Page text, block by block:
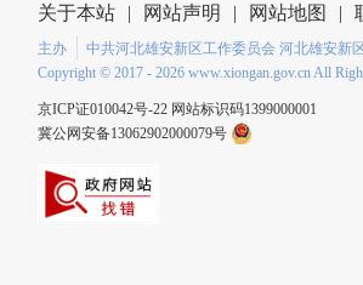
关于本站 | 网站声明 | 网站地图 |
主办
中共河北雄安新区工作委员会 河北雄安新
Copyright ©2017 - 2026 www.xiongan.gov.cn All
京ICP证010042号-22 网站标识码1399000001
冀公网安备13062902000079号